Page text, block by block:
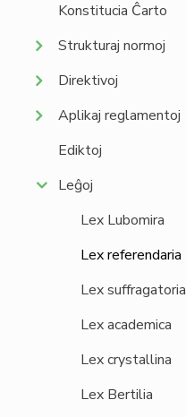
Konstitucia Ĉarto
Strukturaj normoj
Direktivoj
Aplikaj reglamentoj
Ediktoj
Leĝoj
Lex Lubomira
Lex referendaria
Lex suffragatoria
Lex academica
Lex crystallina
Lex Bertilia